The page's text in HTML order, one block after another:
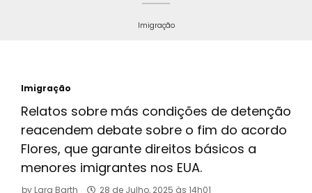
a
m
Imigração
Imigração
Relatos sobre más condições de detenção
reacendem debate sobre o fim do acordo
Flores, que garante direitos básicos a
menores imigrantes nos EUA.
by Lara Barth 28 de Julho, 2025 às 14h01